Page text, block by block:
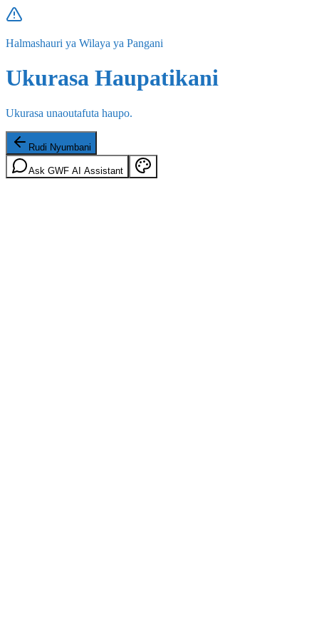
Halmashauri ya Wilaya ya Pangani
Ukurasa Haupatikani
Ukurasa unaoutafuta haupo.
Rudi Nyumbani
Ask GWF AI Assistant